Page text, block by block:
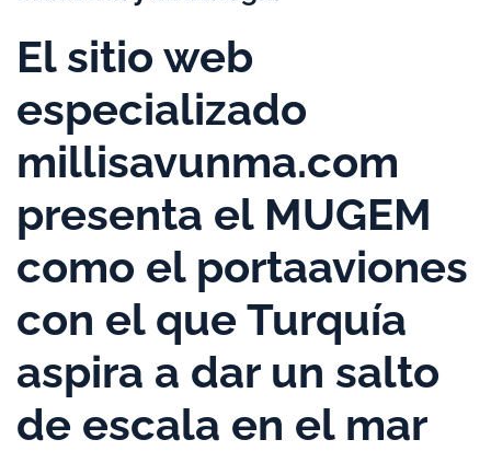
El sitio web
especializado
millisavunma.com
presenta el MUGEM
como el portaaviones
con el que Turquía
aspira a dar un salto
de escala en el mar